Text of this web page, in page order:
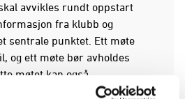
avvikles rundt oppstart
fra klubb og
sentrale punktet. Ett møte
og ett møte bør avholdes
møtet kan også
sesongavslutning.